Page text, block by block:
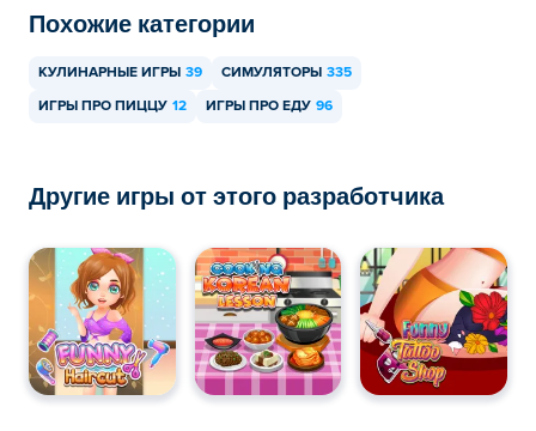
Похожие категории
КУЛИНАРНЫЕ ИГРЫ 39 СИМУЛЯТОРЫ 335
ИГРЫ ПРО ПИЦЦУ 12 ИГРЫ ПРО ЕДУ 96
Другие игры от этого разработчика